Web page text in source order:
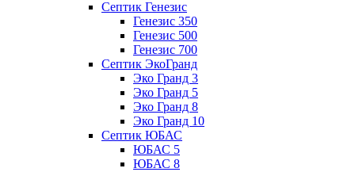
Септик Генезис
Генезис 350
Генезис 500
Генезис 700
Септик ЭкоГранд
Эко Гранд 3
Эко Гранд 5
Эко Гранд 8
Эко Гранд 10
Септик ЮБАС
ЮБАС 5
ЮБАС 8